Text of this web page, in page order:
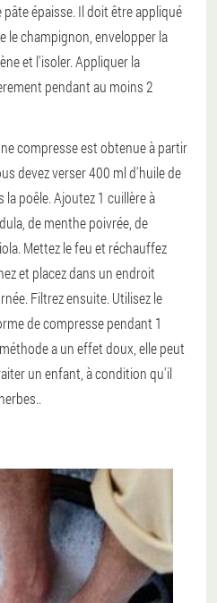
épaisse. Il doit être appliqué
le champignon, envelopper la
et l'isoler. Appliquer la
pendant au moins 2
compresse est obtenue à partir
devez verser 400 ml d'huile de
poêle. Ajoutez 1 cuillère à
de menthe poivrée, de
Mettez le feu et réchauffez
et placez dans un endroit
Filtrez ensuite. Utilisez le
de compresse pendant 1
a un effet doux, elle peut
un enfant, à condition qu'il
.